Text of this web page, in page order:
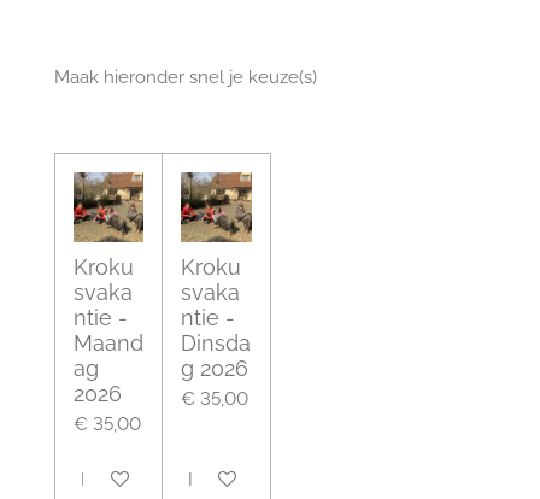
Maak hieronder snel je keuze(s)
Kroku
svaka
ntie -
Maand
ag
2026
€ 35,00
In winkelwagen
Kroku
svaka
ntie -
Dinsda
g 2026
€ 35,00
In winkelwagen